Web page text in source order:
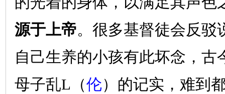
源于上帝。很多基督徒会反驳
自己生养的小孩有此坏念，古
母子乱L （伦）的记实，难到